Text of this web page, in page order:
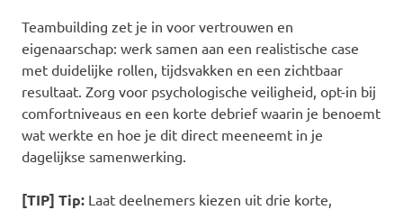
Teambuilding zet je in voor vertrouwen en
eigenaarschap: werk samen aan een realistische case
met duidelijke rollen, tijdsvakken en een zichtbaar
resultaat. Zorg voor psychologische veiligheid, opt-in bij
comfortniveaus en een korte debrief waarin je benoemt
wat werkte en hoe je dit direct meeneemt in je
dagelijkse samenwerking.
[TIP] Tip: Laat deelnemers kiezen uit drie korte,